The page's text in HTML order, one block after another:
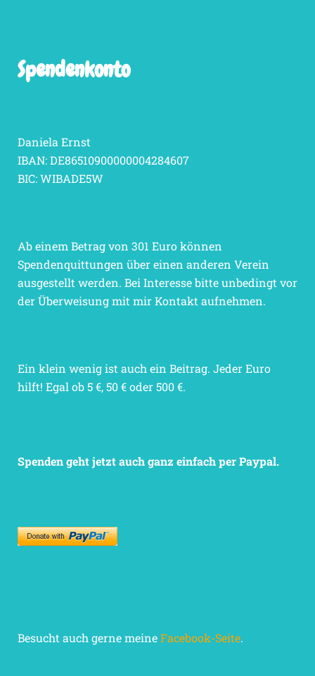
Spendenkonto
Daniela Ernst
IBAN: DE86510900000004284607
BIC: WIBADE5W
Ab einem Betrag von 301 Euro können
Spendenquittungen über einen anderen Verein
ausgestellt werden. Bei Interesse bitte unbedingt vor
der Überweisung mit mir Kontakt aufnehmen.
Ein klein wenig ist auch ein Beitrag. Jeder Euro
hilft! Egal ob 5 €, 50 € oder 500 €.
Spenden geht jetzt auch ganz einfach per Paypal.
Besucht auch gerne meineFacebook-Seite.